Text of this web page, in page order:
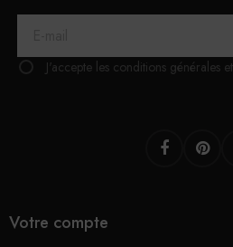
Votre compte
J'accepte les conditions générales